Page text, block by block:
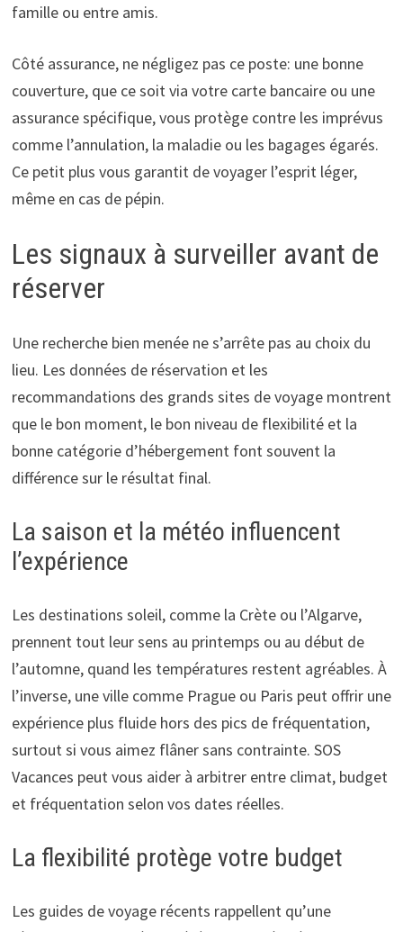
famille ou entre amis.
Côté assurance, ne négligez pas ce poste: une bonne
couverture, que ce soit via votre carte bancaire ou une
assurance spécifique, vous protège contre les imprévus
comme l’annulation, la maladie ou les bagages égarés.
Ce petit plus vous garantit de voyager l’esprit léger,
même en cas de pépin.
Les signaux à surveiller avant de
réserver
Une recherche bien menée ne s’arrête pas au choix du
lieu. Les données de réservation et les
recommandations des grands sites de voyage montrent
que le bon moment, le bon niveau de flexibilité et la
bonne catégorie d’hébergement font souvent la
différence sur le résultat final.
La saison et la météo influencent
l’expérience
Les destinations soleil, comme la Crète ou l’Algarve,
prennent tout leur sens au printemps ou au début de
l’automne, quand les températures restent agréables. À
l’inverse, une ville comme Prague ou Paris peut offrir une
expérience plus fluide hors des pics de fréquentation,
surtout si vous aimez flâner sans contrainte. SOS
Vacances peut vous aider à arbitrer entre climat, budget
et fréquentation selon vos dates réelles.
La flexibilité protège votre budget
Les guides de voyage récents rappellent qu’une